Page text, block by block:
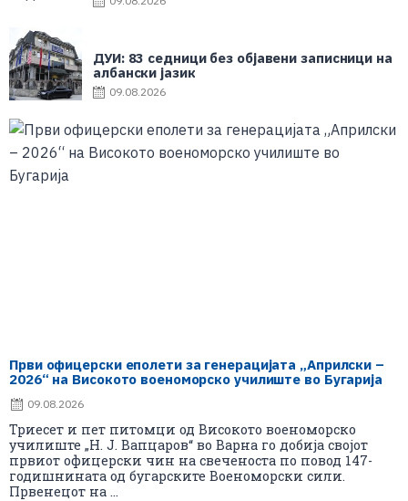
ДУИ: 83 седници без објавени записници на
албански јазик
09.08.2026
Први офицерски еполети за генерацијата „Априлски –
2026“ на Високото военоморско училиште во Бугарија
09.08.2026
Триесет и пет питомци од Високото военоморско
училиште „Н. Ј. Вапцаров“ во Варна го добија својот
првиот офицерски чин на свеченоста по повод 147-
годишнината од бугарските Военоморски сили.
Првенецот на ...